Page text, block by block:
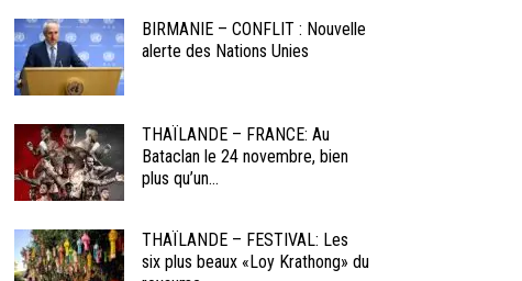
BIRMANIE – CONFLIT : Nouvelle
alerte des Nations Unies
THAÏLANDE – FRANCE: Au
Bataclan le 24 novembre, bien
plus qu’un...
THAÏLANDE – FESTIVAL: Les
six plus beaux «Loy Krathong» du